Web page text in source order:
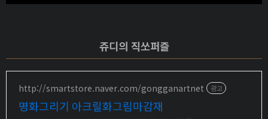
쥬디의 직쏘퍼즐
http://smartstore.naver.com/gongganartnet 광고
명화그리기 아크릴화그림마감재